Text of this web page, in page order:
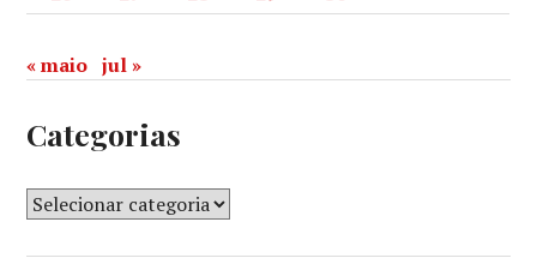
« maio jul »
Categorias